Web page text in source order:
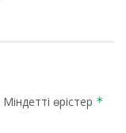
Міндетті өрістер *